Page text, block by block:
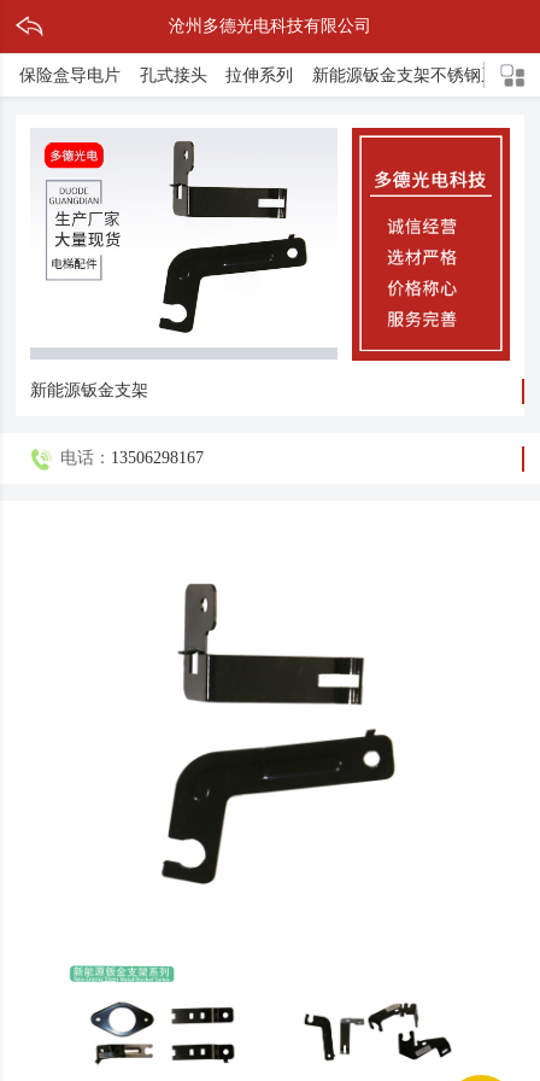
沧州多德光电科技有限公司
保险盒导电片 孔式接头 拉伸系列 新能源钣金支架不锈钢系列
新能源钣金支架
电话： 13506298167